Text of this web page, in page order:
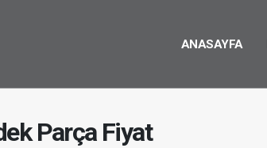
ANASAYFA
Parça Fiyat